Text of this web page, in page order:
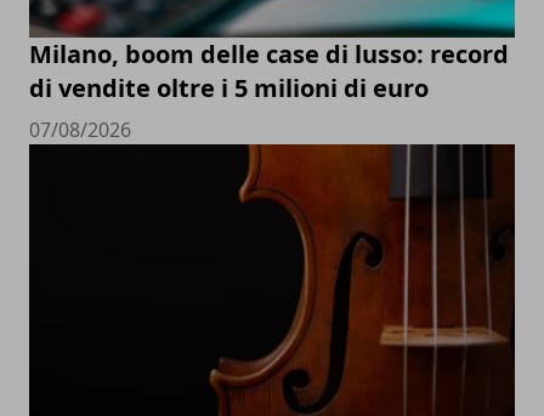
Milano, boom delle case di lusso: record
di vendite oltre i 5 milioni di euro
07/08/2026